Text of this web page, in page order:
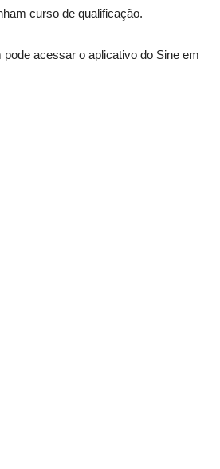
curso de qualificação.
acessar o aplicativo do Sine em